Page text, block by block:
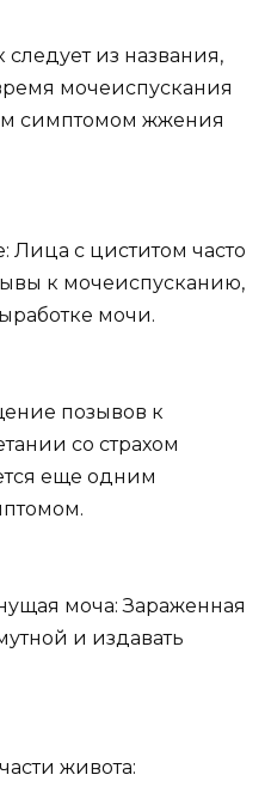
из названия,
мочеиспускания
симптомом жжения
Лица с циститом часто
к мочеиспусканию,
мочи.
позывов к
со страхом
еще одним
моча: Зараженная
и издавать
живота: